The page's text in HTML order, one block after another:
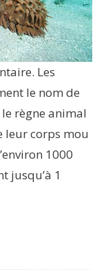
Les
le nom de
règne animal
leur corps mou
1000
jusqu’à 1